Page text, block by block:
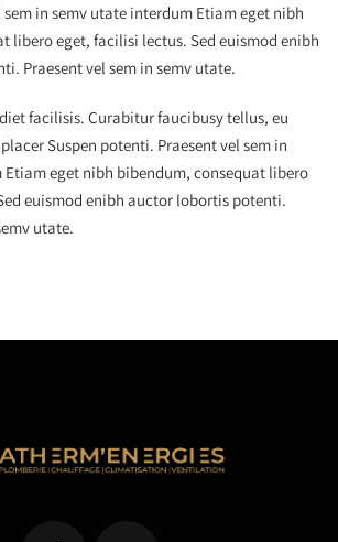
in semv utate interdum Etiam eget nibh
libero eget, facilisi lectus. Sed euismod enibh
Praesent vel sem in semv utate.
facilisis. Curabitur faucibusy tellus, eu
Suspen potenti. Praesent vel sem in
eget nibh bibendum, consequat libero
euismod enibh auctor lobortis potenti.
utate.